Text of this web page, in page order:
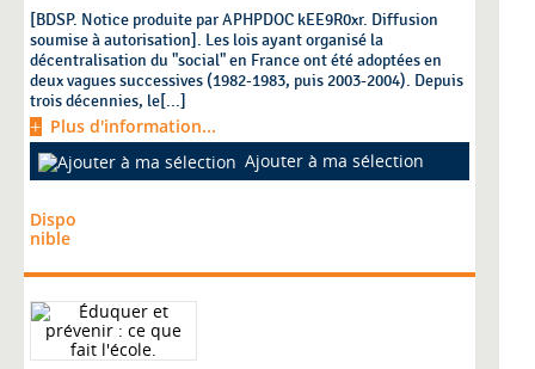
[BDSP. Notice produite par APHPDOC kEE9R0xr. Diffusion
soumise à autorisation]. Les lois ayant organisé la
décentralisation du "social" en France ont été adoptées en
deux vagues successives (1982-1983, puis 2003-2004). Depuis
trois décennies, le[...]
Plus d'information...
Ajouter à ma sélection
Dispo
nible